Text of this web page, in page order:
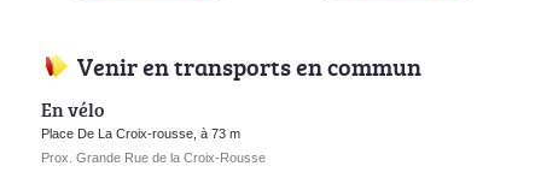
Venir en transports en commun
En vélo
Place De La Croix-rousse, à 73 m
Prox. Grande Rue de la Croix-Rousse